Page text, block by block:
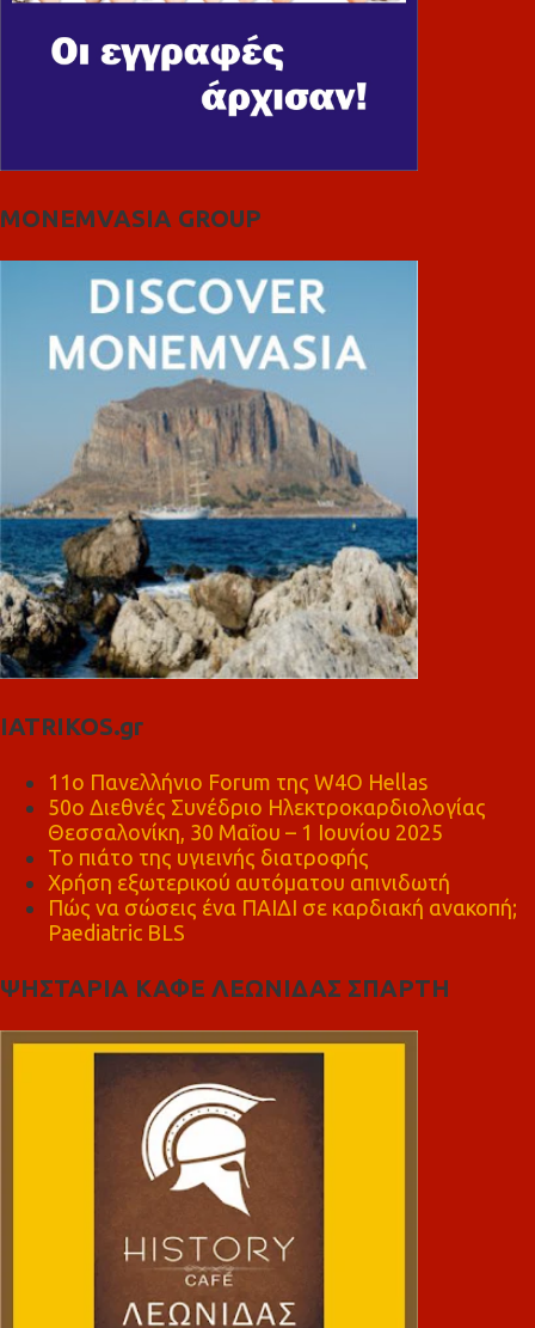
MONEMVASIA GROUP
IATRIKOS.gr
11ο Πανελλήνιο Forum της W4O Hellas
50ο Διεθνές Συνέδριο Ηλεκτροκαρδιολογίας
Θεσσαλονίκη, 30 Μαΐου – 1 Ιουνίου 2025
Το πιάτο της υγιεινής διατροφής
Χρήση εξωτερικού αυτόματου απινιδωτή
Πώς να σώσεις ένα ΠΑΙΔΙ σε καρδιακή ανακοπή;
Paediatric BLS
ΨΗΣΤΑΡΙΑ ΚΑΦΕ ΛΕΩΝΙΔΑΣ ΣΠΑΡΤΗ